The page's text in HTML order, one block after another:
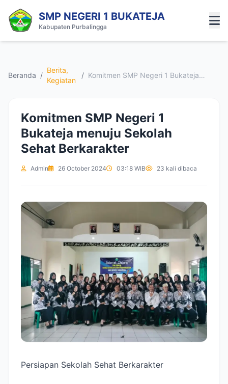
SMP NEGERI 1 BUKATEJA
Kabupaten Purbalingga
Beranda /
Berita,
Kegiatan
/ Komitmen SMP Negeri 1 Bukateja
Komitmen SMP Negeri 1
Bukateja menuju Sekolah
Sehat Berkarakter
Admin 26 October 2024 03:18 WIB 23 kali dibaca
Persiapan Sekolah Sehat Berkarakter